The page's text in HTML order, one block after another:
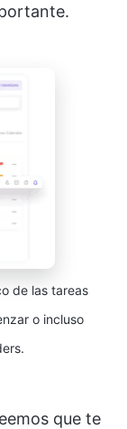
de las tareas
o incluso
que te